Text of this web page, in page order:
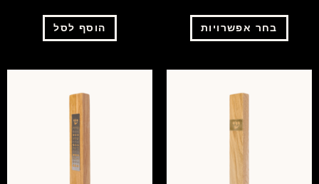
בחר אפשרויות הוסף לסל